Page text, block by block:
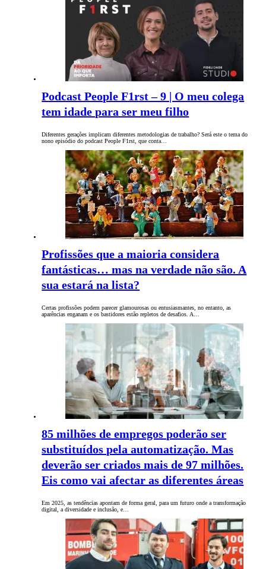
Podcast People F1rst – 9 | O meu colega
tem idade para ser meu filho
Diferentes gerações implicam diferentes metodologias de trabalho? Será este o tema do
nono episódio do podcast People F1rst, que conta…
Profissões que a maioria considera
fantásticas… mas na verdade não são. A
sua estará na lista?
Certas profissões podem parecer glamourosas ou entusiasmantes, no entanto, as
aparências enganam e os bastidores estão repletos de desafios. A…
85 milhões de empregos poderão ser
substituídos pela automatização. Mas
deverão ser criados mais de 97 milhões.
Eis como vai afectar as diferentes áreas
Em 2025, as tendências apontam de forma geral, para um futuro onde a transformação
digital, a diversidade e inclusão, e…